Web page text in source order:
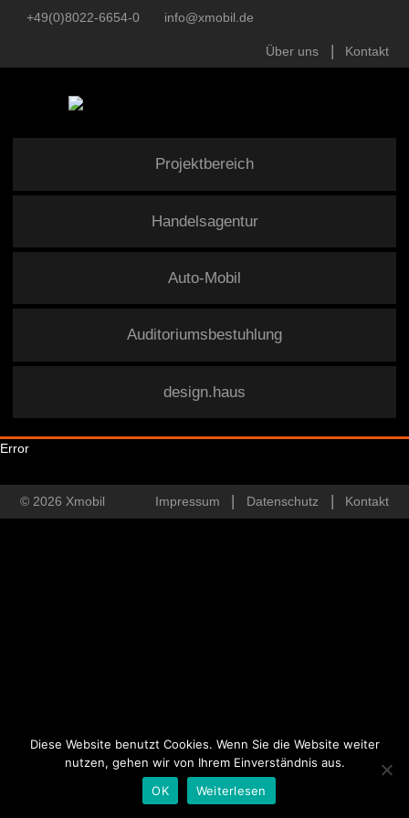
+49(0)8022-6654-0 info@xmobil.de
Über uns Kontakt
Projektbereich
Handelsagentur
Auto-Mobil
Auditoriumsbestuhlung
design.haus
Error
© 2026 Xmobil Impressum Datenschutz Kontakt
Diese Website benutzt Cookies. Wenn Sie die Website weiter
nutzen, gehen wir von Ihrem Einverständnis aus.
OK
Weiterlesen